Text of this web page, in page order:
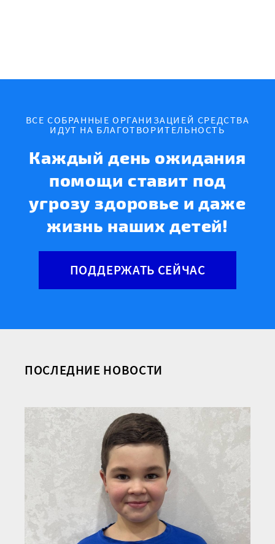
ВСЕ СОБРАННЫЕ ОРГАНИЗАЦИЕЙ СРЕДСТВА
ИДУТ НА БЛАГОТВОРИТЕЛЬНОСТЬ
Каждый день ожидания
помощи ставит под
угрозу здоровье и даже
жизнь наших детей!
ПОДДЕРЖАТЬ СЕЙЧАС
ПОСЛЕДНИЕ НОВОСТИ